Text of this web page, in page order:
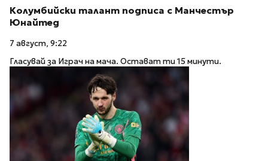
Колумбийски талант подписа с Манчестър
Юнайтед
7 август, 9:22
Гласувай за Играч на мача. Остават ти 15 минути.